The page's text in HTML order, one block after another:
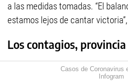
a las medidas tomadas. “El
estamos lejos de cantar
Los contagios,
Casos de Coronavirus
Infogram